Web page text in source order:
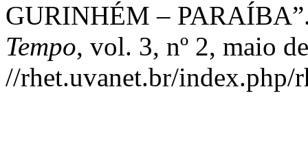
GURINHÉM –
Tempo, vol. 3, nº 2, maio
//rhet.uvanet.br/index.php/